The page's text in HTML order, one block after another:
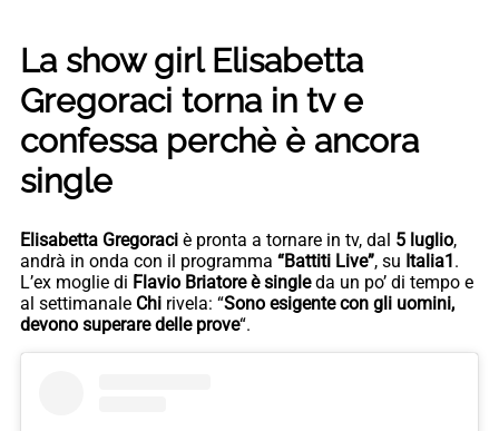
La show girl Elisabetta
Gregoraci torna in tv e
confessa perchè è ancora
single
Elisabetta Gregoraci è pronta a tornare in tv, dal 5 luglio,
andrà in onda con il programma “Battiti Live”, su Italia1.
L’ex moglie di Flavio Briatore è singleda un po’ di tempo e
al settimanale Chi rivela: “Sono esigente con gli uomini,
devono superare delle prove“.